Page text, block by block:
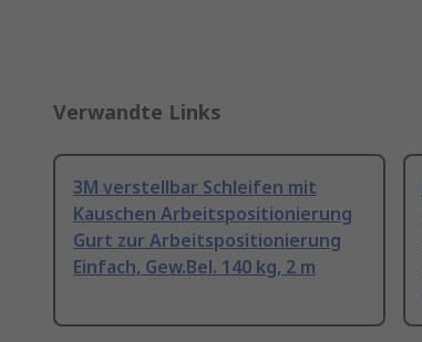
Verwandte Links
3M verstellbar Schleifen mit
Kauschen Arbeitspositionierung
Gurt zur Arbeitspositionierung
Einfach, Gew.Bel. 140 kg, 2 m